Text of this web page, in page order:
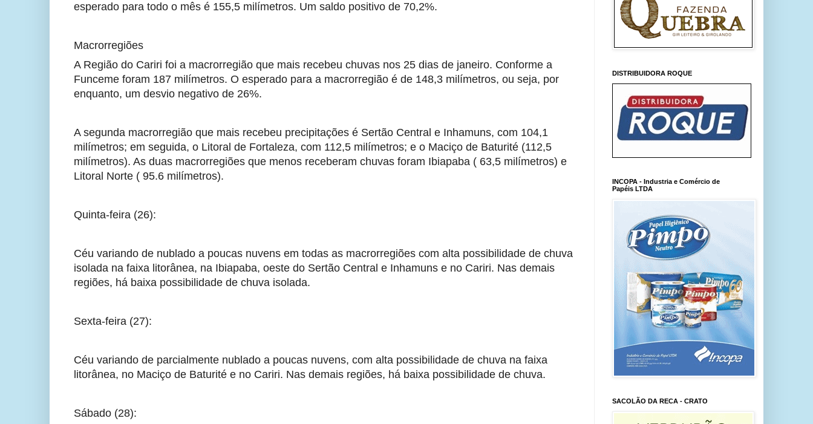
esperado para todo o mês é 155,5 milímetros. Um saldo positivo de 70,2%.
Macrorregiões
A Região do Cariri foi a macrorregião que mais recebeu chuvas nos 25 dias de janeiro. Conforme a
Funceme foram 187 milímetros. O esperado para a macrorregião é de 148,3 milímetros, ou seja, por
enquanto, um desvio negativo de 26%.
A segunda macrorregião que mais recebeu precipitações é Sertão Central e Inhamuns, com 104,1
milímetros; em seguida, o Litoral de Fortaleza, com 112,5 milímetros; e o Maciço de Baturité (112,5
milímetros). As duas macrorregiões que menos receberam chuvas foram Ibiapaba ( 63,5 milímetros) e
Litoral Norte ( 95.6 milímetros).
Quinta-feira (26):
Céu variando de nublado a poucas nuvens em todas as macrorregiões com alta possibilidade de chuva
isolada na faixa litorânea, na Ibiapaba, oeste do Sertão Central e Inhamuns e no Cariri. Nas demais
regiões, há baixa possibilidade de chuva isolada.
Sexta-feira (27):
Céu variando de parcialmente nublado a poucas nuvens, com alta possibilidade de chuva na faixa
litorânea, no Maciço de Baturité e no Cariri. Nas demais regiões, há baixa possibilidade de chuva.
Sábado (28):
DISTRIBUIDORA ROQUE
INCOPA - Industria e Comércio de
Papéis LTDA
SACOLÃO DA RECA - CRATO